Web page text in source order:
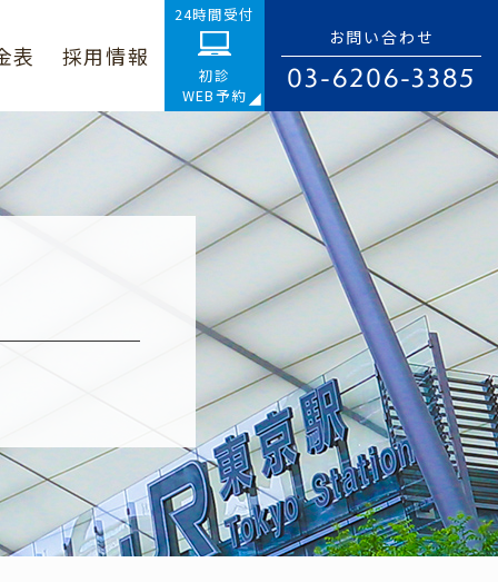
表 採用情報
24時間受付
初診
WEB予約
お問い合わせ
03-6206-3385